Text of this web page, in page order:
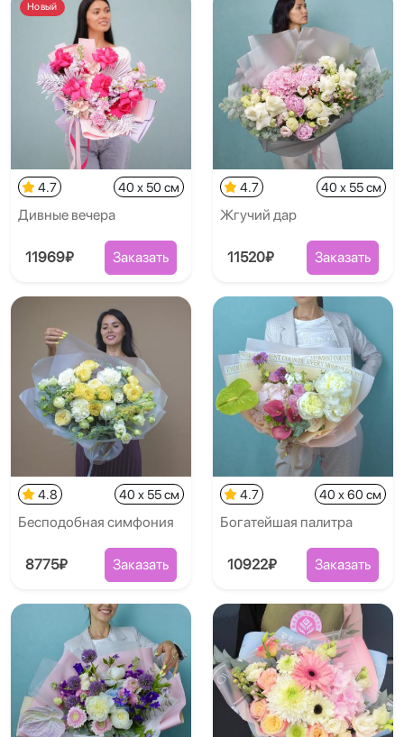
Новый
4.7 40 x 50 см
Дивные вечера
11969₽ Заказать
4.7 40 x 55 см
Жгучий дар
11520₽ Заказать
4.8 40 x 55 см
Бесподобная симфония
8775₽ Заказать
4.7 40 x 60 см
Богатейшая палитра
10922₽ Заказать